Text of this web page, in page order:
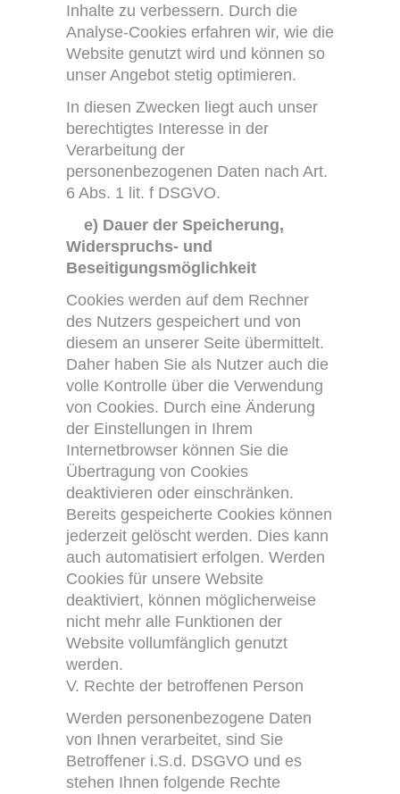
Inhalte zu verbessern. Durch die
Analyse-Cookies erfahren wir, wie die
Website genutzt wird und können so
unser Angebot stetig optimieren.
In diesen Zwecken liegt auch unser
berechtigtes Interesse in der
Verarbeitung der
personenbezogenen Daten nach Art.
6 Abs. 1 lit. f DSGVO.
e) Dauer der Speicherung,
Widerspruchs- und
Beseitigungsmöglichkeit
Cookies werden auf dem Rechner
des Nutzers gespeichert und von
diesem an unserer Seite übermittelt.
Daher haben Sie als Nutzer auch die
volle Kontrolle über die Verwendung
von Cookies. Durch eine Änderung
der Einstellungen in Ihrem
Internetbrowser können Sie die
Übertragung von Cookies
deaktivieren oder einschränken.
Bereits gespeicherte Cookies können
jederzeit gelöscht werden. Dies kann
auch automatisiert erfolgen. Werden
Cookies für unsere Website
deaktiviert, können möglicherweise
nicht mehr alle Funktionen der
Website vollumfänglich genutzt
werden.
V. Rechte der betroffenen Person
Werden personenbezogene Daten
von Ihnen verarbeitet, sind Sie
Betroffener i.S.d. DSGVO und es
stehen Ihnen folgende Rechte